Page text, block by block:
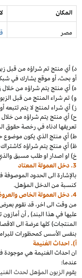
المكان
مصر
د) أي منتج تمشراؤهمن قبل
أو بحث،أو موقع يشارك في
ه) أي منتج يتمشراؤه من خلال
و) تم شراء المنتج من قبل
ز) أي شراء لمنتج لا يتم
ح) أي منتج يتمشراؤه من
تعريفها ادناه في رخصة حقوق
ط) أي منتج الذي يكون موضوع حدث غنيمة
ظ) أي منتج يتمشراؤهكاشتراك
خ) او اصدار او طلب مسبق
3. دخل العمولة المعتاد
بالإشارة الى الحدود
كنسبة من الدخل المؤهل.
4. دخل العمولة الخاص والعروض
من وقت الى اخر،قد نقوم
عليها في هذا البند)
,أن
المنتجات) كلها عرضة الى
بنفس الأسس كمحظورات
أ). احداث الغنيمة
ان احداث الغنيمة هي موجودة
عندما:
يقوم الزبون المؤهل لحدث